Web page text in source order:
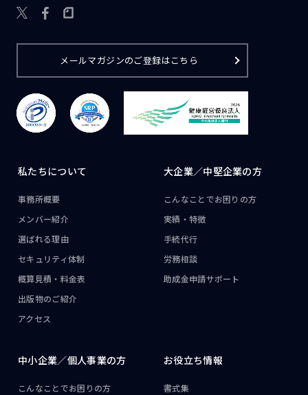

メールマガジンのご登録はこちら
私たちについて
事務所概要
メンバー紹介
選ばれる理由
セキュリティ体制
概算見積・料金表
出版物のご紹介
アクセス
大企業／中堅企業の方
こんなことでお困りの方
実績・特徴
手続代行
労務相談
助成金申請サポート
中小企業／個人事業の方
こんなことでお困りの方
お役立ち情報
書式集